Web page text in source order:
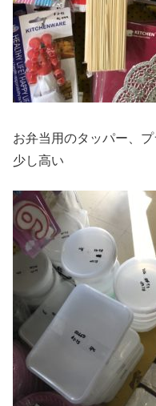
お弁当用のタッパー、
少し高い